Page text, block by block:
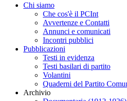
Chi siamo
Che cos'è il PCInt
Avvertenze e Contatti
Annunci e comunicati
Incontri pubblici
Pubblicazioni
Testi in evidenza
Testi basilari di partito
Volantini
Quaderni del Partito
Archivio